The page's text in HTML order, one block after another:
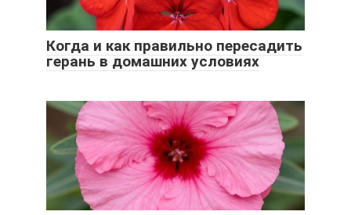
Когда и как правильно пересадить
герань в домашних условиях